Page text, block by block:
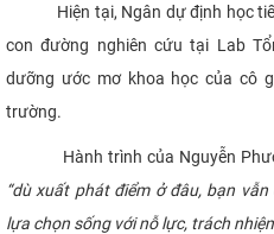
Hiện tại, Ngân dự định học tiếp
con đường nghiên cứu tại Lab
dưỡng ước mơ khoa học của cô
trường.
Hành trình của Nguyễn
“dù xuất phát điểm ở đâu, bạn
lựa chọn sống với nỗ lực, trách